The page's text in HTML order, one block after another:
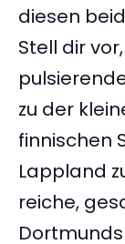
diesen
Stell dir
zu der
finnischen
Lappland
reiche,